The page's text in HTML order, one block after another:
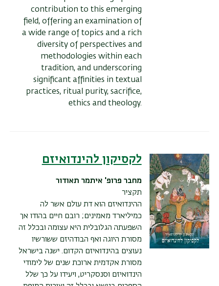
contribution to this emerging
field, offering an examination of
a wide range of topics and a rich
diversity of perspectives and
methodologies within each
tradition, and underscoring
significant affinities in textual
practices, ritual purity, sacrifice,
ethics and theology.
לקסיקון להינדואיזם
מחבר פרופ' איתמר תאודור
תקציר
ההינדואיזם הוא דת עולם אשר לה
כמיליארד מאמינים; רובם חיים בהודו אך
השפעתה הגלובלית היא עצומה ובכלל זה
מסורת היוגה ואף הבודהיזם ששורשיו
נעוצים בהינדואיזם הקדום. ישנה בישראל
מסורת אקדמית ארוכת שנים של לימודי
הינדואיזם וסנסקריט, ויעידו על כך שלל